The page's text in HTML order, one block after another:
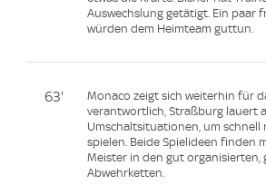
Auswechslung getätigt. Ein paar
würden dem Heimteam guttun.
63'
Monaco zeigt sich weiterhin für
verantwortlich, Straßburg lauert
Umschaltsituationen, um schnell
spielen. Beide Spielideen finden
Meister in den gut organisierten,
Abwehrketten.